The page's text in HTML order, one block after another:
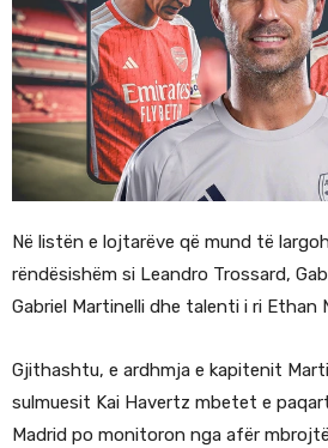
Në listën e lojtarëve që mund të
rëndësishëm si Leandro Trossard,
Gabriel Martinelli dhe talenti i ri Ethan
Gjithashtu, e ardhmja e kapitenit
sulmuesit Kai Havertz mbetet e
Madrid po monitoron nga afër